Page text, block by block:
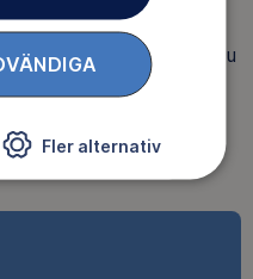
Friluftsliv i din
reportage. Du
till 25% rabatt på
boenden och ski-
Fler alternativ